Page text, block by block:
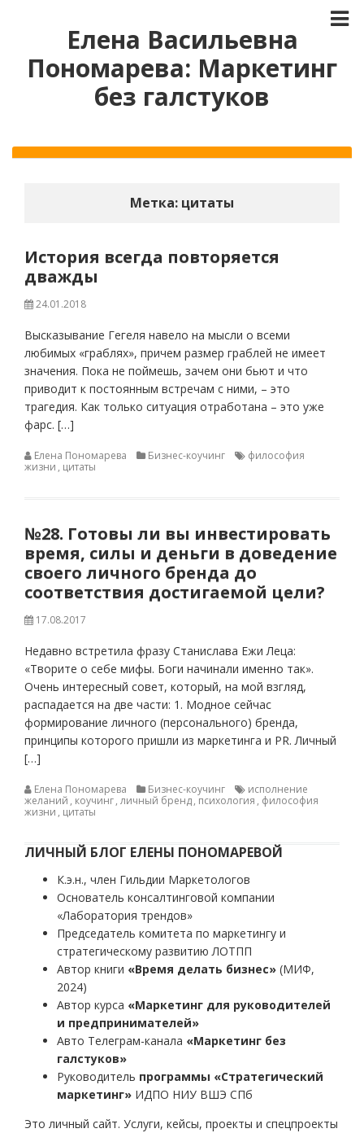
Елена Васильевна
Пономарева: Маркетинг
без галстуков
Метка: цитаты
История всегда повторяется
дважды
24.01.2018
Высказывание Гегеля навело на мысли о всеми
любимых «граблях», причем размер граблей не имеет
значения. Пока не поймешь, зачем они бьют и что
приводит к постоянным встречам с ними, – это
трагедия. Как только ситуация отработана – это уже
фарс. […]
Елена Пономарева Бизнес-коучинг
философия
жизни , цитаты
№28. Готовы ли вы инвестировать
время, силы и деньги в доведение
своего личного бренда до
соответствия достигаемой цели?
17.08.2017
Недавно встретила фразу Станислава Ежи Леца:
«Творите о себе мифы. Боги начинали именно так».
Очень интересный совет, который, на мой взгляд,
распадается на две части: 1. Модное сейчас
формирование личного (персонального) бренда,
принципы которого пришли из маркетинга и PR. Личный
[…]
Елена Пономарева Бизнес-коучинг
исполнение
желаний , коучинг, личный бренд, психология , философия
жизни , цитаты
ЛИЧНЫЙ БЛОГ ЕЛЕНЫ ПОНОМАРЕВОЙ
К.э.н., член Гильдии Маркетологов
Основатель консалтинговой компании
«Лаборатория трендов»
Председатель комитета по маркетингу и
стратегическому развитию ЛОТПП
Автор книги «Время делать бизнес» (МИФ,
2024)
Автор курса «Маркетинг для руководителей
и предпринимателей»
Авто Телеграм-канала «Маркетинг без
галстуков»
Руководитель программы «Стратегический
маркетинг» ИДПО НИУ ВШЭ СПб
Это личный сайт. Услуги, кейсы, проекты и спецпроекты